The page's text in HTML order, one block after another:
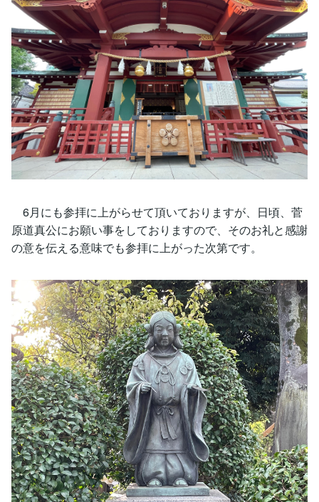
6月にも参拝に上がらせて頂いておりますが、日頃、菅
原道真公にお願い事をしておりますので、そのお礼と感謝
の意を伝える意味でも参拝に上がった次第です。